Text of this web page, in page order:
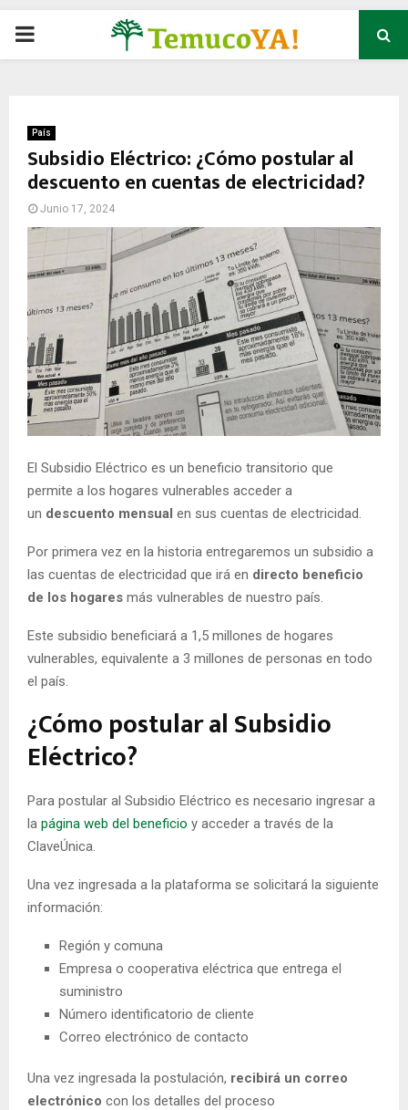
P
M
A
R
Y
M
E
N
País
Subsidio Eléctrico: ¿Cómo postular al
descuento en cuentas de electricidad?
Junio 17, 2024
El Subsidio Eléctrico es un beneficio transitorio que
permite a los hogares vulnerables acceder a
un descuento mensual en sus cuentas de electricidad.
Por primera vez en la historia entregaremos un subsidio a
las cuentas de electricidad que irá en directo beneficio
de los hogares más vulnerables de nuestro país.
Este subsidio beneficiará a 1,5 millones de hogares
vulnerables, equivalente a 3 millones de personas en todo
el país.
¿Cómo postular al Subsidio
Eléctrico?
Para postular al Subsidio Eléctrico es necesario ingresar a
la página web del beneficio y acceder a través de la
ClaveÚnica.
Una vez ingresada a la plataforma se solicitará la siguiente
información:
Región y comuna
Empresa o cooperativa eléctrica que entrega el
suministro
Número identificatorio de cliente
Correo electrónico de contacto
Una vez ingresada la postulación, recibirá un correo
electrónico con los detalles del proceso